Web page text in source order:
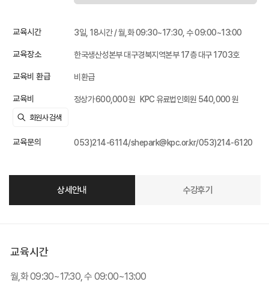
교육시간 3일, 18시간 / 월,화 09:30~17:30, 수 09:00~13:00
교육장소 한국생산성본부 대구경북지역본부 17층 대구 1703호
교육비 환급 비환급
교육비 정상가 600,000 원 KPC 유료법인회원 540,000 원
교육문의 053)214-6114/shepark@kpc.or.kr/053)214-6120
상세안내 수강후기
교육시간
월,화 09:30~17:30, 수 09:00~13:00